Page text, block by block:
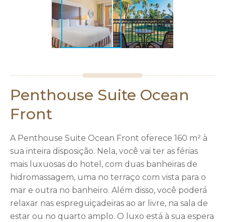
Penthouse Suite Ocean
Front
A Penthouse Suite Ocean Front oferece 160 m² à
sua inteira disposição. Nela, você vai ter as férias
mais luxuosas do hotel, com duas banheiras de
hidromassagem, uma no terraço com vista para o
mar e outra no banheiro. Além disso, você poderá
relaxar nas espreguiçadeiras ao ar livre, na sala de
estar ou no quarto amplo. O luxo está à sua espera